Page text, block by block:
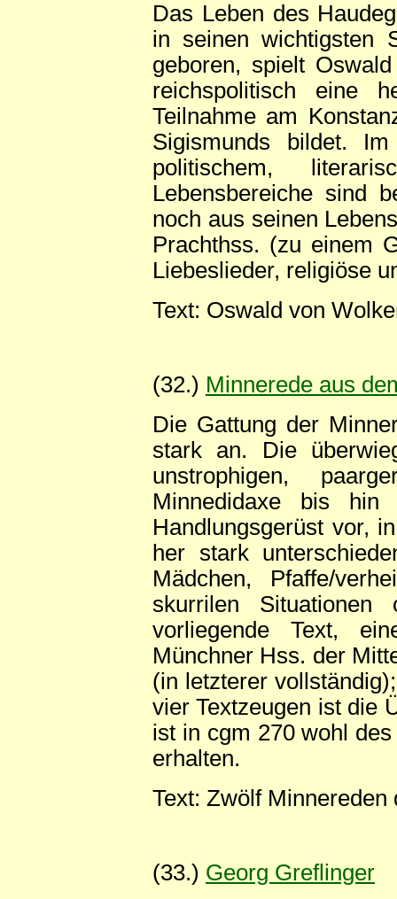
Das Leben des
in seinen wichtigsten
geboren, spielt
reichspolitisch eine
Teilnahme am
Sigismunds bildet.
politischem,
Lebensbereiche sind
noch aus seinen
Prachthss. (zu einem
Liebeslieder, religiöse
Text: Oswald von
(32.) Minnerede aus
Die Gattung der
stark an. Die
unstrophigen,
Minnedidaxe bis
Handlungsgerüst vor,
her stark
Mädchen, Pfaffe/
skurrilen Situationen
vorliegende Text,
Münchner Hss. der
(in letzterer
vier Textzeugen ist die
ist in cgm 270 wohl
erhalten.
Text: Zwölf
(33.) Georg Greflinger